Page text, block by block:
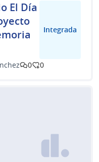
El Día
Integrada
0 0